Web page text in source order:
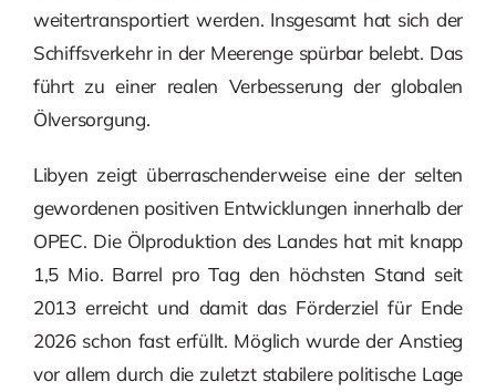
weitertransportiert werden. Insgesamt hat sich der
Schiffsverkehr in der Meerenge spürbar belebt. Das
führt zu einer realen Verbesserung der globalen
Ölversorgung.
Libyen zeigt überraschenderweise eine der selten
gewordenen positiven Entwicklungen innerhalb der
OPEC. Die Ölproduktion des Landes hat mit knapp
1,5 Mio. Barrel pro Tag den höchsten Stand seit
2013 erreicht und damit das Förderziel für Ende
2026 schon fast erfüllt. Möglich wurde der Anstieg
vor allem durch die zuletzt stabilere politische Lage